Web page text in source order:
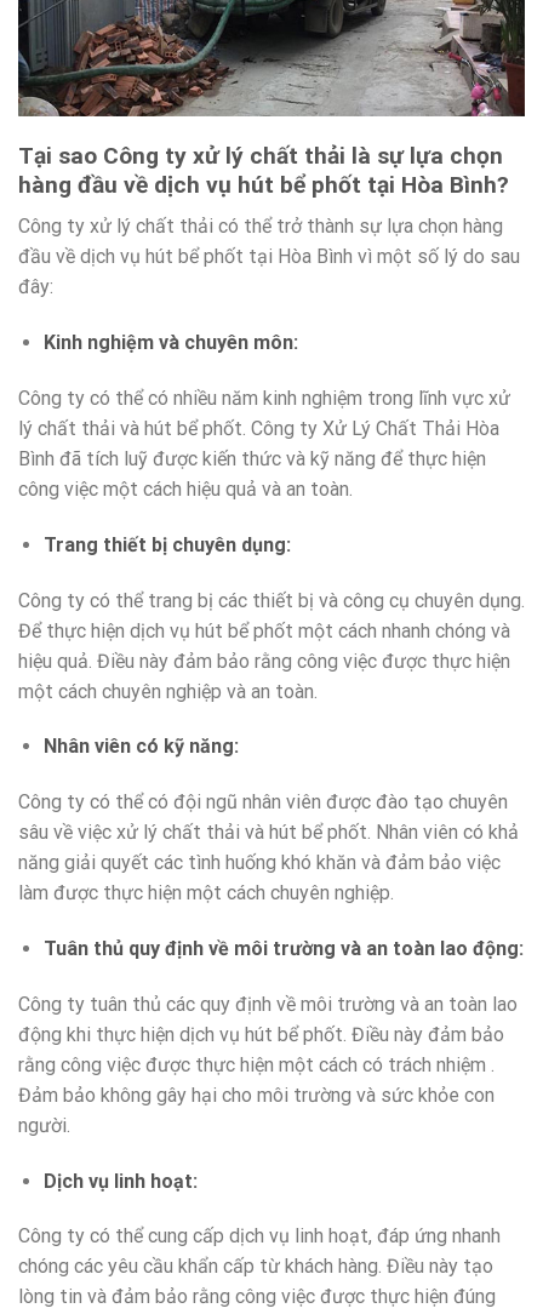
Tại sao Công ty xử lý chất thải là sự lựa chọn
hàng đầu về dịch vụ hút bể phốt tại Hòa Bình?
Công ty xử lý chất thải có thể trở thành sự lựa chọn hàng
đầu về dịch vụ hút bể phốt tại Hòa Bình vì một số lý do sau
đây:
Kinh nghiệm và chuyên môn:
Công ty có thể có nhiều năm kinh nghiệm trong lĩnh vực xử
lý chất thải và hút bể phốt. Công ty Xử Lý Chất Thải Hòa
Bình đã tích luỹ được kiến thức và kỹ năng để thực hiện
công việc một cách hiệu quả và an toàn.
Trang thiết bị chuyên dụng:
Công ty có thể trang bị các thiết bị và công cụ chuyên dụng.
Để thực hiện dịch vụ hút bể phốt một cách nhanh chóng và
hiệu quả. Điều này đảm bảo rằng công việc được thực hiện
một cách chuyên nghiệp và an toàn.
Nhân viên có kỹ năng:
Công ty có thể có đội ngũ nhân viên được đào tạo chuyên
sâu về việc xử lý chất thải và hút bể phốt. Nhân viên có khả
năng giải quyết các tình huống khó khăn và đảm bảo việc
làm được thực hiện một cách chuyên nghiệp.
Tuân thủ quy định về môi trường và an toàn lao động:
Công ty tuân thủ các quy định về môi trường và an toàn lao
động khi thực hiện dịch vụ hút bể phốt. Điều này đảm bảo
rằng công việc được thực hiện một cách có trách nhiệm .
Đảm bảo không gây hại cho môi trường và sức khỏe con
người.
Dịch vụ linh hoạt:
Công ty có thể cung cấp dịch vụ linh hoạt, đáp ứng nhanh
chóng các yêu cầu khẩn cấp từ khách hàng. Điều này tạo
lòng tin và đảm bảo rằng công việc được thực hiện đúng